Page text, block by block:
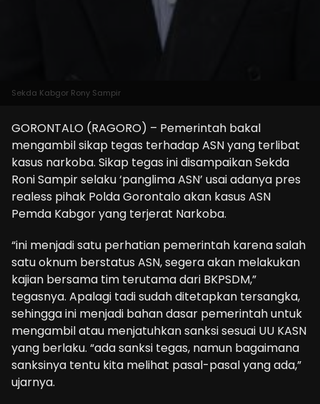
Sekda Kabgor Rony Sampir
GORONTALO (RAGORO) – Pemerintah bakal
mengambil sikap tegas terhadap ASN yang terlibat
kasus narkoba. Sikap tegas ini disampaikan Sekda
Roni Sampir selaku ‘panglima ASN’ usai adanya pres
realess pihak Polda Gorontalo akan kasus ASN
Pemda Kabgor yang terjerat Narkoba.
“ini menjadi satu perhatian pemerintah karena salah
satu oknum berstatus ASN, segera akan melakukan
kajian bersama tim terutama dari BKPSDM,”
tegasnya. Apalagi tadi sudah ditetapkan tersangka,
sehingga ini menjadi bahan dasar pemerintah untuk
mengambil atau menjatuhkan sanksi sesuai UU KASN
yang berlaku. “ada sanksi tegas, namun bagaimana
sanksinya tentu kita melihat pasal-pasal yang ada,”
ujarnya.